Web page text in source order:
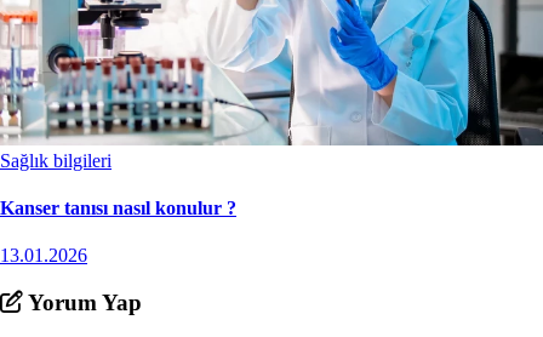
Sağlık bilgileri
Kanser tanısı nasıl konulur ?
13.01.2026
Yorum Yap